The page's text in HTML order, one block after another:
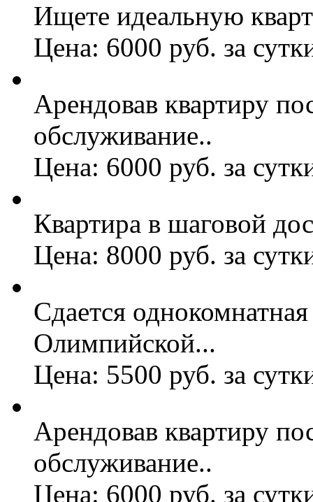
Ищете идеальную
Цена: 6000 руб. за
Арендовав квартиру
обслуживание..
Цена: 6000 руб. за
Квартира в шаговой
Цена: 8000 руб. за
Сдается
Олимпийской...
Цена: 5500 руб. за
Арендовав квартиру
обслуживание..
Цена: 6000 руб. за